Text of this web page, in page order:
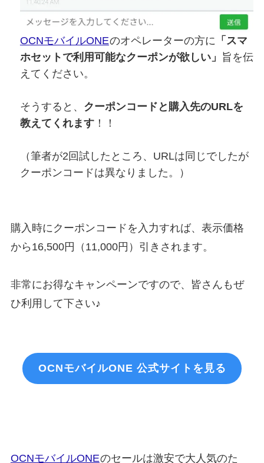
OCNモバイルONEのオペレーターの方に 「スマ
ホセットで利用可能なクーポンが欲しい」 旨を伝
えてください。
そうすると、 クーポンコードと購入先のURLを
教えてくれます！！
（筆者が2回試したところ、URLは同じでしたが
クーポンコードは異なりました。）
購入時にクーポンコードを入力すれば、表示価格
から16,500円（11,000円）引きされます。
非常にお得なキャンペーンですので、皆さんもぜ
ひ利用して下さい♪
OCNモバイルONE 公式サイトを見る
OCNモバイルONEのセールは激安で大人気のた